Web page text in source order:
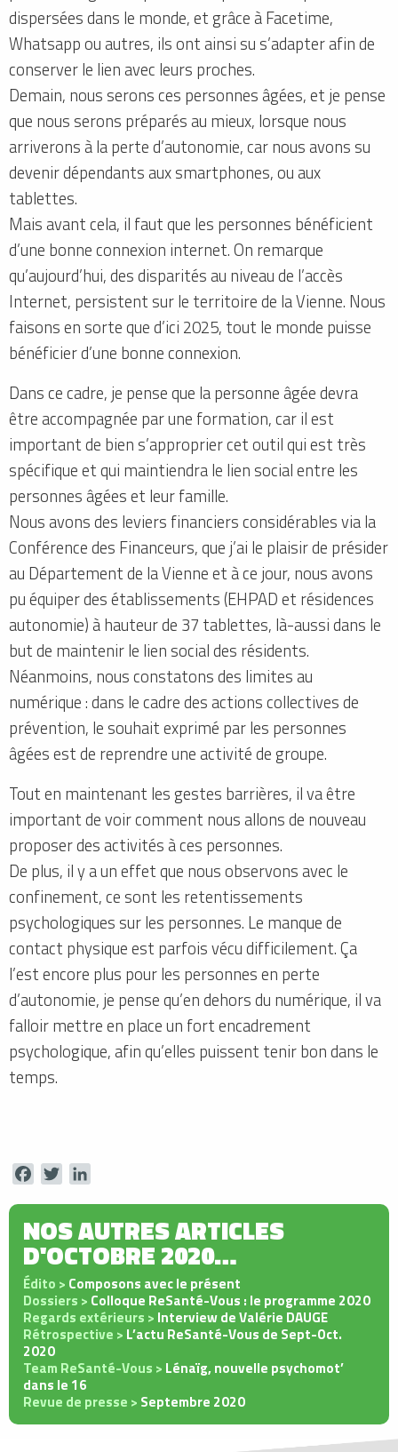
dispersées dans le monde, et grâce à Facetime,
Whatsapp ou autres, ils ont ainsi su s’adapter afin de
conserver le lien avec leurs proches.
Demain, nous serons ces personnes âgées, et je pense
que nous serons préparés au mieux, lorsque nous
arriverons à la perte d’autonomie, car nous avons su
devenir dépendants aux smartphones, ou aux
tablettes.
Mais avant cela, il faut que les personnes bénéficient
d’une bonne connexion internet. On remarque
qu’aujourd’hui, des disparités au niveau de l’accès
Internet, persistent sur le territoire de la Vienne. Nous
faisons en sorte que d’ici 2025, tout le monde puisse
bénéficier d’une bonne connexion.
Dans ce cadre, je pense que la personne âgée devra
être accompagnée par une formation, car il est
important de bien s’approprier cet outil qui est très
spécifique et qui maintiendra le lien social entre les
personnes âgées et leur famille.
Nous avons des leviers financiers considérables via la
Conférence des Financeurs, que j’ai le plaisir de présider
au Département de la Vienne et à ce jour, nous avons
pu équiper des établissements (EHPAD et résidences
autonomie) à hauteur de 37 tablettes, là-aussi dans le
but de maintenir le lien social des résidents.
Néanmoins, nous constatons des limites au
numérique : dans le cadre des actions collectives de
prévention, le souhait exprimé par les personnes
âgées est de reprendre une activité de groupe.
Tout en maintenant les gestes barrières, il va être
important de voir comment nous allons de nouveau
proposer des activités à ces personnes.
De plus, il y a un effet que nous observons avec le
confinement, ce sont les retentissements
psychologiques sur les personnes. Le manque de
contact physique est parfois vécu difficilement. Ça
l’est encore plus pour les personnes en perte
d’autonomie, je pense qu’en dehors du numérique, il va
falloir mettre en place un fort encadrement
psychologique, afin qu’elles puissent tenir bon dans le
temps.
FacebookTwitter
NOS AUTRES ARTICLES
D'OCTOBRE 2020…
Édito > Composons avec le présent
Dossiers > Colloque ReSanté-Vous : le programme 2020
Regards extérieurs > Interview de Valérie DAUGE
Rétrospective > L’actu ReSanté-Vous de Sept-Oct.
2020
Team ReSanté-Vous > Lénaïg, nouvelle psychomot’
dans le 16
Revue de presse > Septembre 2020